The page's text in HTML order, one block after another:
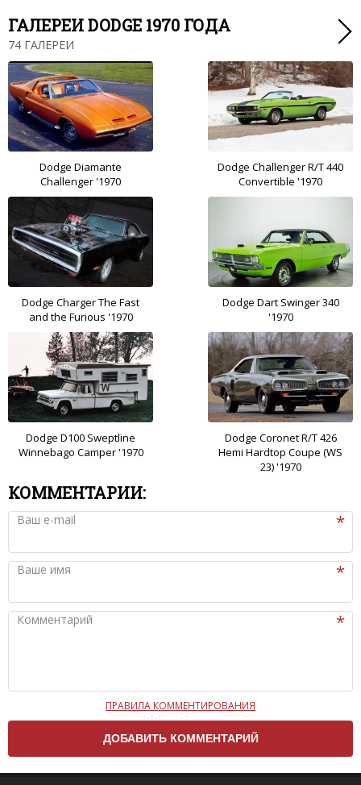
ГАЛЕРЕИ DODGE 1970 ГОДА
74 ГАЛЕРЕИ
Dodge Diamante
Challenger '1970
Dodge Challenger R/T 440
Convertible '1970
Dodge Charger The Fast
and the Furious '1970
Dodge Dart Swinger 340
'1970
Dodge D100 Sweptline
Winnebago Camper '1970
Dodge Coronet R/T 426
Hemi Hardtop Coupe (WS
23) '1970
КОММЕНТАРИИ:
Ваш e-mail
Ваше имя
Комментарий
Чтобы ваш комментарий был опубликован на сайте,
вам нужно придерживаться следующих правил:
Комментарий не может быть слишком
ПРАВИЛА КОММЕНТИРОВАНИЯ